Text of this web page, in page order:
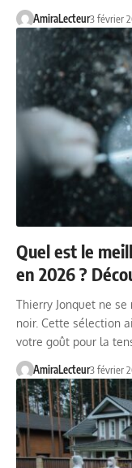
AmiraLecteur3 février
Quel est le
en 2026 ?
Thierry Jonquet ne
noir. Cette sélection
votre goût pour la
AmiraLecteur3 février